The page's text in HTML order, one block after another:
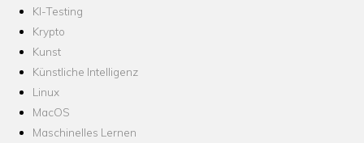
KI-Testing
Krypto
Kunst
Künstliche Intelligenz
Linux
MacOS
Maschinelles Lernen